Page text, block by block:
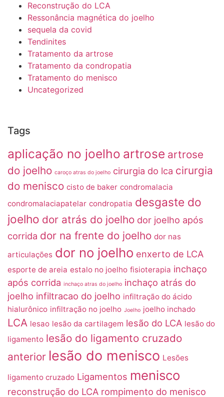
Reconstrução do LCA
Ressonância magnética do joelho
sequela da covid
Tendinites
Tratamento da artrose
Tratamento da condropatia
Tratamento do menisco
Uncategorized
Tags
aplicação no joelho artrose artrose
do joelho caroço atras do joelho cirurgia do lca cirurgia
do menisco cisto de baker condromalacia
condromalaciapatelar condropatia desgaste do
joelho dor atrás do joelho dor joelho após
corrida dor na frente do joelho dor nas
articulações dor no joelho enxerto de LCA
esporte de areia estalo no joelho fisioterapia inchaço
após corrida inchaço atras do joelho inchaço atrás do
joelho infiltracao do joelho infiltração do ácido
hialurônico infiltração no joelho Joelho joelho inchado
LCA lesao lesão da cartilagem lesão do LCA lesão do
ligamento lesão do ligamento cruzado
anterior lesão do menisco Lesões
ligamento cruzado Ligamentos menisco
reconstrução do LCA rompimento do menisco